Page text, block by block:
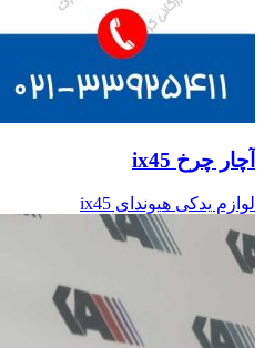
آچار چرخ ix45
لوازم یدکی هیوندای ix45